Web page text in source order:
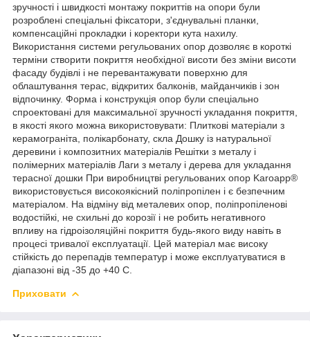
зручності і швидкості монтажу покриттів на опори були
розроблені спеціальні фіксатори, з'єднувальні планки,
компенсаційні прокладки і коректори кута нахилу.
Використання системи регульованих опор дозволяє в короткі
терміни створити покриття необхідної висоти без зміни висоти
фасаду будівлі і не перевантажувати поверхню для
облаштування терас, відкритих балконів, майданчиків і зон
відпочинку. Форма і конструкція опор були спеціально
спроектовані для максимальної зручності укладання покриття,
в якості якого можна використовувати: Плиткові матеріали з
керамограніта, полікарбонату, скла Дошку із натуральної
деревини і композитних матеріалів Решітки з металу і
полімерних матеріалів Лаги з металу і дерева для укладання
терасної дошки При виробництві регульованих опор Karoapp®
використовується високоякісний поліпропілен і є безпечним
матеріалом. На відміну від металевих опор, поліпропіленові
водостійкі, не схильні до корозії і не робить негативного
впливу на гідроізоляційні покриття будь-якого виду навіть в
процесі тривалої експлуатації. Цей матеріал має високу
стійкість до перепадів температур і може експлуатуватися в
діапазоні від -35 до +40 С.
Приховати